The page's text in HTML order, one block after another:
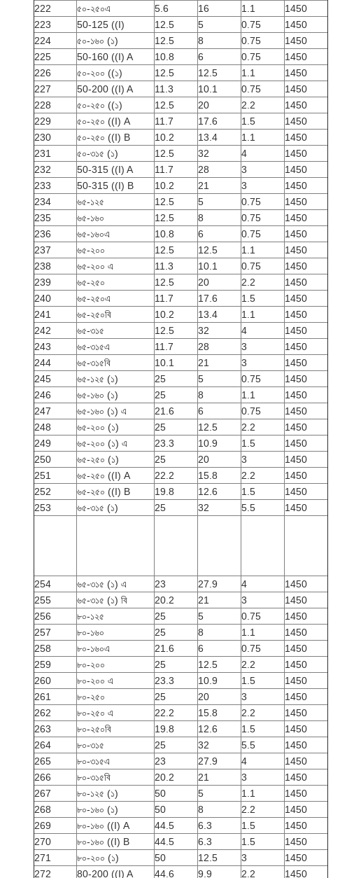
222
৫০-২৫০এ 5.6 16 1.1
1450
223
50-125 ((I) 12.5 5 0.75
1450
224
৫০-১৬০ (১) 12.5 8 0.75
1450
225
50-160 ((I) A 10.8 6 0.75
1450
226
৫০-২০০ ((১) 12.5 12.5 1.1
1450
227
50-200 ((I) A 11.3 10.1 0.75
1450
228
৫০-২৫০ ((১) 12.5 20 2.2
1450
229
৫০-২৫০ ((I) A 11.7 17.6 1.5
1450
230
৫০-২৫০ ((I) B 10.2 13.4 1.1
1450
231
৫০-৩১৫ (১) 12.5 32 4
1450
232
50-315 ((I) A 11.7 28 3
1450
233
50-315 ((I) B 10.2 21 3
1450
234
৬৫-১২৫ 12.5 5 0.75
1450
235
৬৫-১৬০ 12.5 8 0.75
1450
236
৬৫-১৬০এ 10.8 6 0.75
1450
237
৬৫-২০০ 12.5 12.5 1.1
1450
238
৬৫-২০০ এ 11.3 10.1 0.75
1450
239
৬৫-২৫০ 12.5 20 2.2
1450
240
৬৫-২৫০এ 11.7 17.6 1.5
1450
241
৬৫-২৫০বি 10.2 13.4 1.1
1450
242
৬৫-৩১৫ 12.5 32 4
1450
243
৬৫-৩১৫এ 11.7 28 3
1450
244
৬৫-৩১৫বি 10.1 21 3
1450
245
৬৫-১২৫ (১) 25 5 0.75
1450
246
৬৫-১৬০ (১) 25 8 1.1
1450
247
৬৫-১৬০ (১) এ 21.6 6 0.75
1450
248
৬৫-২০০ (১) 25 12.5 2.2
1450
249
৬৫-২০০ (১) এ 23.3 10.9 1.5
1450
250
৬৫-২৫০ (১) 25 20 3
1450
251
৬৫-২৫০ ((I) A 22.2 15.8 2.2
1450
252
৬৫-২৫০ ((I) B 19.8 12.6 1.5
1450
253
৬৫-৩১৫ (১) 25 32 5.5 1450
254 ৬৫-৩১৫ (১) এ 23 27.9 4
1450
255
৬৫-৩১৫ (১) বি 20.2 21 3
1450
256
৮০-১২৫ 25 5 0.75
1450
257
৮০-১৬০ 25 8 1.1
1450
258
৮০-১৬০এ 21.6 6 0.75
1450
259
৮০-২০০ 25 12.5 2.2
1450
260
৮০-২০০ এ 23.3 10.9 1.5
1450
261
৮০-২৫০ 25 20 3
1450
262
৮০-২৫০ এ 22.2 15.8 2.2
1450
263
৮০-২৫০বি 19.8 12.6 1.5
1450
264
৮০-৩১৫ 25 32 5.5
1450
265
৮০-৩১৫এ 23 27.9 4
1450
266
৮০-৩১৫বি 20.2 21 3
1450
267
৮০-১২৫ (১) 50 5 1.1
1450
268
৮০-১৬০ (১) 50 8 2.2
1450
269
৮০-১৬০ ((I) A 44.5 6.3 1.5
1450
270
৮০-১৬০ ((I) B 44.5 6.3 1.5
1450
271
৮০-২০০ (১) 50 12.5 3
1450
272
80-200 ((I) A 44.6 9.9 2.2 1450